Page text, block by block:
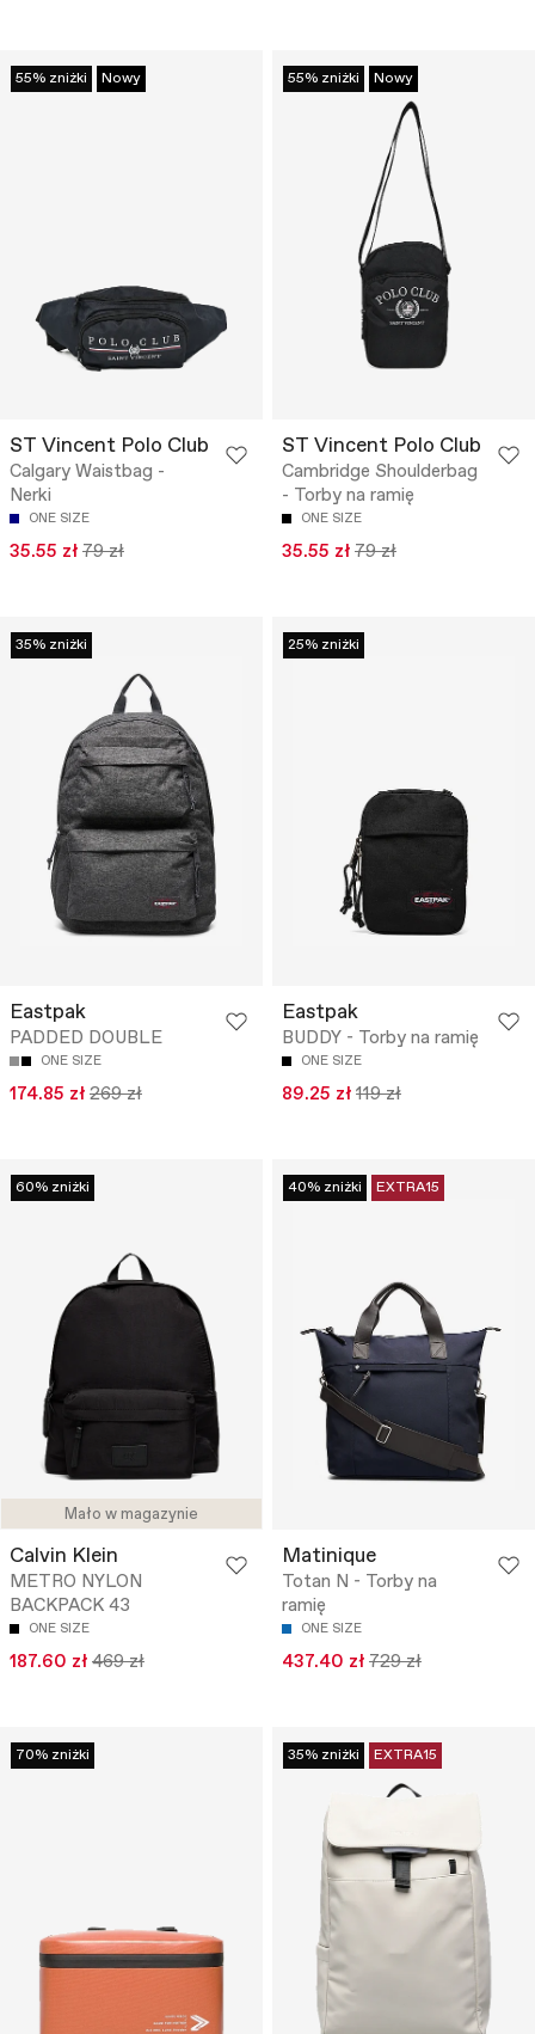
55% zniżki Nowy
ST Vincent Polo Club
Calgary Waistbag -
Nerki
ONE SIZE
35.55 zł 79 zł
55% zniżki Nowy
ST Vincent Polo Club
Cambridge Shoulderbag
- Torby na ramię
ONE SIZE
35.55 zł 79 zł
35% zniżki
Eastpak
PADDED DOUBLE
ONE SIZE
174.85 zł 269 zł
25% zniżki
Eastpak
BUDDY - Torby na ramię
ONE SIZE
89.25 zł 119 zł
Mało w magazynie
60% zniżki
Calvin Klein
METRO NYLON
BACKPACK 43
ONE SIZE
187.60 zł 469 zł
40% zniżki EXTRA15
Matinique
Totan N - Torby na
ramię
ONE SIZE
437.40 zł 729 zł
70% zniżki 35% zniżki EXTRA15